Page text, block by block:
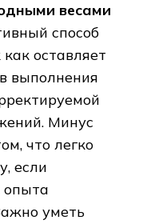
весами
способ
оставляет
выполнения
Минус
что легко
если
опыта
уметь